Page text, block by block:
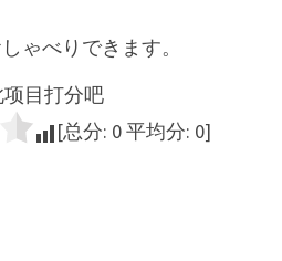
ゃべりできます。
项目打分吧
[总分: 0平均分: 0]